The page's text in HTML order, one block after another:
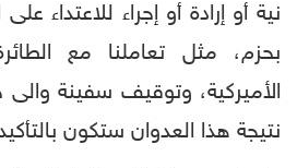
نية أو إرادة أو إجراء للاعتداء
بحزم، مثل تعاملنا مع
الأميركية، وتوقيف سفينة والى
نتيجة هذا العدوان ستكون